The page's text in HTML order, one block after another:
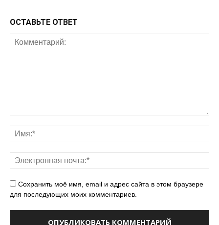
ОСТАВЬТЕ ОТВЕТ
Сохранить моё имя, email и адрес сайта в этом браузере
для последующих моих комментариев.